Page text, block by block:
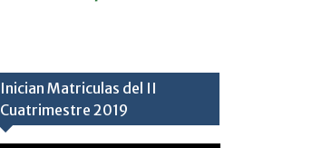
Inician Matriculas del II
Cuatrimestre 2019